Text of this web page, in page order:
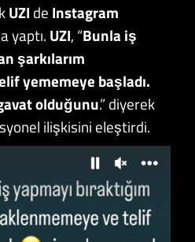
UZI de Instagram
yaptı. UZI, “Bunla iş
şarkılarım
yememeye başladı.
olduğunu.” diyerek
ilişkisini eleştirdi.